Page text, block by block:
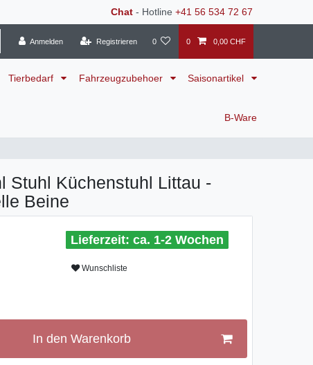
Chat - Hotline +41 56 534 72 67
Anmelden Registrieren 0 0 0,00 CHF
Tierbedarf Fahrzeugzubehoer Saisonartikel
B-Ware
Stuhl Küchenstuhl Littau -
Beine
ca. 1-2 Wochen
Wunschliste
In den Warenkorb